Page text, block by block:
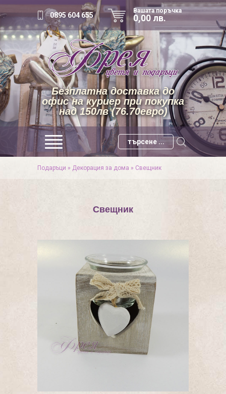
0895 604 655
Вашата поръчка
0,00 лв.
Безплатна доставка до
офис на куриер при покупка
над 150лв (76.70евро)
Подаръци » Декорация за дома » Свещник
Свещник